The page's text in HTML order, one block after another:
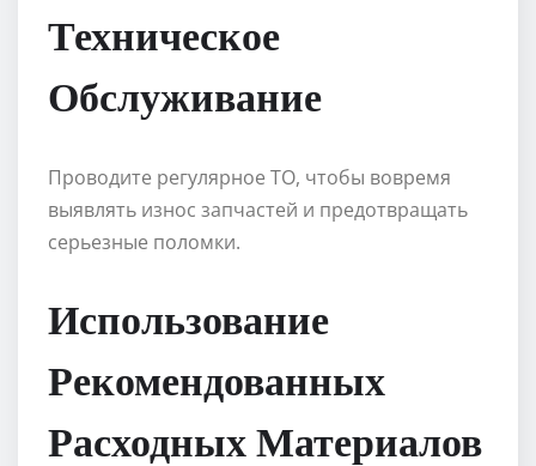
Техническое
Обслуживание
Проводите регулярное ТО, чтобы вовремя
выявлять износ запчастей и предотвращать
серьезные поломки.
Использование
Рекомендованных
Расходных Материалов